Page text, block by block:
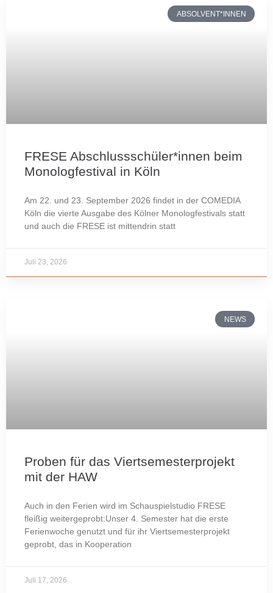
ABSOLVENT*INNEN
FRESE Abschlussschüler*innen beim
Monologfestival in Köln
Am 22. und 23. September 2026 findet in der COMEDIA
Köln die vierte Ausgabe des Kölner Monologfestivals statt
und auch die FRESE ist mittendrin statt
Juli 23, 2026
NEWS
Proben für das Viertsemesterprojekt
mit der HAW
Auch in den Ferien wird im Schauspielstudio FRESE
fleißig weitergeprobt:Unser 4. Semester hat die erste
Ferienwoche genutzt und für ihr Viertsemesterprojekt
geprobt, das in Kooperation
Juli 17, 2026